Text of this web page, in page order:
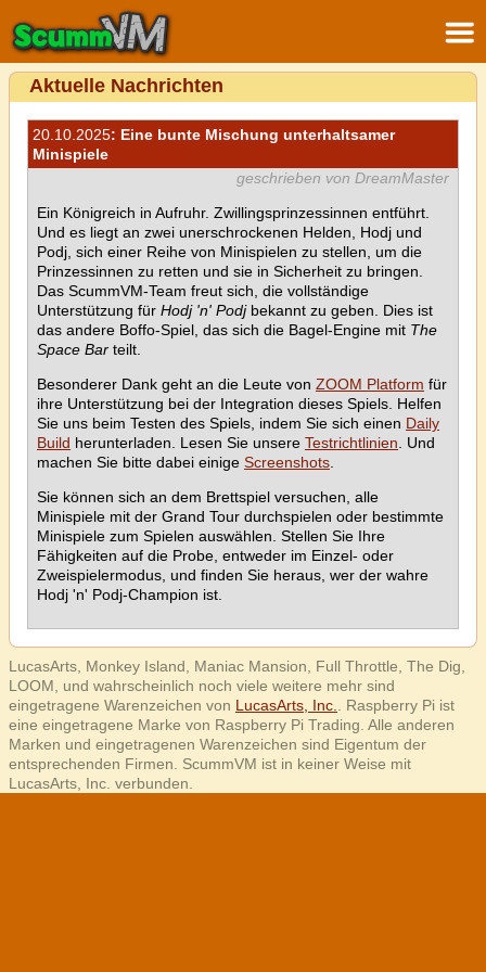
Aktuelle Nachrichten
20.10.2025: Eine bunte Mischung unterhaltsamer
Minispiele
geschrieben von DreamMaster
Ein Königreich in Aufruhr. Zwillingsprinzessinnen entführt.
Und es liegt an zwei unerschrockenen Helden, Hodj und
Podj, sich einer Reihe von Minispielen zu stellen, um die
Prinzessinnen zu retten und sie in Sicherheit zu bringen.
Das ScummVM-Team freut sich, die vollständige
Unterstützung für Hodj 'n' Podjbekannt zu geben. Dies ist
das andere Boffo-Spiel, das sich die Bagel-Engine mit The
Space Bar teilt.
Besonderer Dank geht an die Leute von ZOOM Platform für
ihre Unterstützung bei der Integration dieses Spiels. Helfen
Sie uns beim Testen des Spiels, indem Sie sich einen Daily
Build herunterladen. Lesen Sie unsere Testrichtlinien . Und
machen Sie bitte dabei einige Screenshots
Sie können sich an dem Brettspiel versuchen, alle
Minispiele mit der Grand Tour durchspielen oder bestimmte
Minispiele zum Spielen auswählen. Stellen Sie Ihre
Fähigkeiten auf die Probe, entweder im Einzel- oder
Zweispielermodus, und finden Sie heraus, wer der wahre
Hodj 'n' Podj-Champion ist.
LucasArts, Monkey Island, Maniac Mansion, Full Throttle, The Dig,
LOOM, und wahrscheinlich noch viele weitere mehr sind
eingetragene Warenzeichen von LucasArts, Inc.
. Raspberry Pi ist
eine eingetragene Marke von Raspberry Pi Trading. Alle anderen
Marken und eingetragenen Warenzeichen sind Eigentum der
entsprechenden Firmen. ScummVM ist in keiner Weise mit
LucasArts, Inc. verbunden.